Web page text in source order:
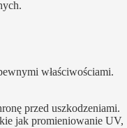
właściwościami.
przed uszkodzeniami.
jak promieniowanie UV,